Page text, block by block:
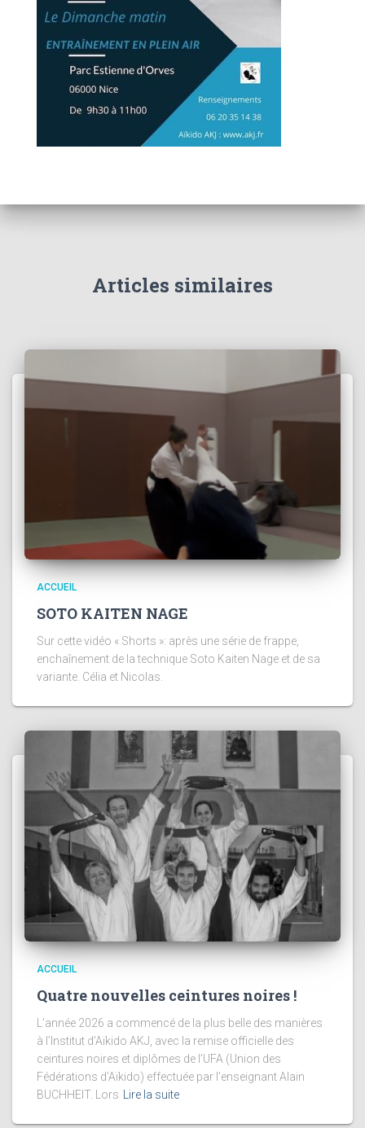
Articles similaires
ACCUEIL
SOTO KAITEN NAGE
Sur cette vidéo « Shorts »: après une série de frappe,
enchaînement de la technique Soto Kaiten Nage et de sa
variante. Célia et Nicolas.
ACCUEIL
Quatre nouvelles ceintures noires !
L’année 2026 a commencé de la plus belle des manières
à l’Institut d’Aïkido AKJ, avec la remise officielle des
ceintures noires et diplômes de l’UFA (Union des
Fédérations d’Aïkido) effectuée par l’enseignant Alain
BUCHHEIT. Lors
Lire la suite